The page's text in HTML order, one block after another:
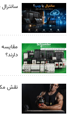
مقایسه
دارند؟
نقش